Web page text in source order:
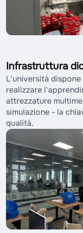
Infrastruttura
L'università
realizzare
attrezzature
simulazione - la
qualità.